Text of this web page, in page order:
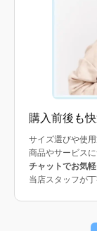
購入前後も
サイズ選びや使
商品やサービス
チャットでお気
当店スタッフが